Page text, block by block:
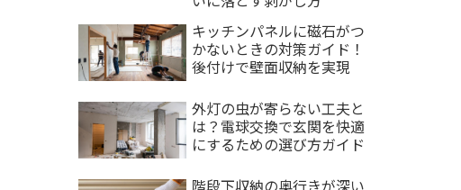
キッチンパネルに磁石がつ
かないときの対策ガイド！
後付けで壁面収納を実現
外灯の虫が寄らない工夫と
は？電球交換で玄関を快適
にするための選び方ガイド